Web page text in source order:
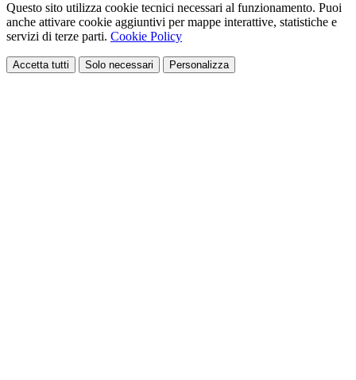
Questo sito utilizza cookie tecnici necessari al funzionamento. Puoi
anche attivare cookie aggiuntivi per mappe interattive, statistiche e
servizi di terze parti. Cookie Policy
Accetta tutti Solo necessari Personalizza